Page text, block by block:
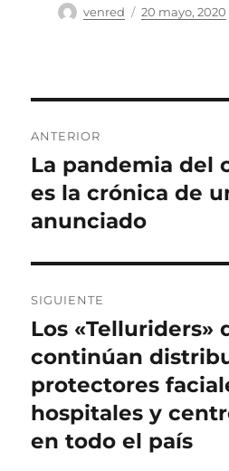
Autor
venred
Publicado
20 mayo, 2020
de
entradas
ANTERIOR
Entrada
anterior:
La pandemia del
es la crónica de
anunciado
SIGUIENTE
Entrada
siguiente:
Los «Telluriders»
continúan
protectores
hospitales y
en todo el país